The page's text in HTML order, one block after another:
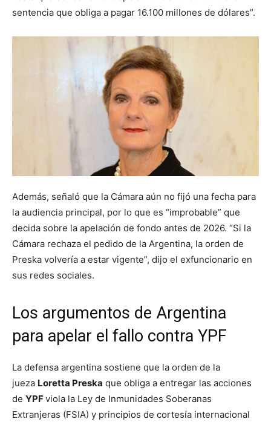
sentencia que obliga a pagar 16.100 millones de dólares”.
Además, señaló que la Cámara aún no fijó una fecha para
la audiencia principal, por lo que es “improbable” que
decida sobre la apelación de fondo antes de 2026. “Si la
Cámara rechaza el pedido de la Argentina, la orden de
Preska volvería a estar vigente”, dijo el exfuncionario en
sus redes sociales.
Los argumentos de Argentina
para apelar el fallo contra YPF
La defensa argentina sostiene que la orden de la
jueza Loretta Preska que obliga a entregar las acciones
de YPFviola la Ley de Inmunidades Soberanas
Extranjeras (FSIA) y principios de cortesía internacional